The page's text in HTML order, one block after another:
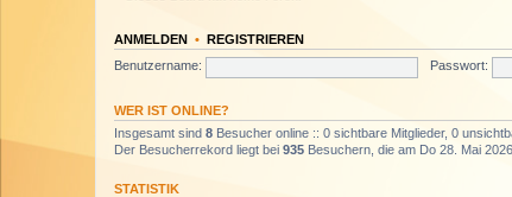
ANMELDEN • REGISTRIEREN
Benutzername:
Passwort:
WER IST ONLINE?
Insgesamt sind 8 Besucher online :: 0 sichtbare Mitglieder, 0
Der Besucherrekord liegt bei 935 Besuchern, die am Do 28. Mai
STATISTIK